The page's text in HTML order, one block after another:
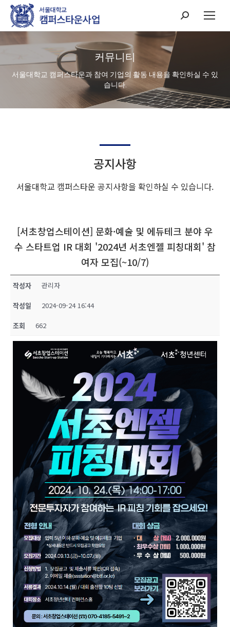
Search:
커뮤니티
서울대학교 캠퍼스타운과 참여 기업의 활동 내용을 확인하실 수 있
습니다.
공지사항
서울대학교 캠퍼스타운 공지사항을 확인하실 수 있습니다.
[서초창업스테이션] 문화·예술 및 에듀테크 분야 우
수 스타트업 IR 대회 '2024년 서초엔젤 피칭대회' 참
여자 모집(~10/7)
작성자 관리자
작성일 2024-09-24 16:44
조회 662